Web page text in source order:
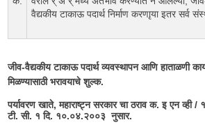
वैद्यकीय टाकाऊ पदार्थ निर्माण करणाृया इतर सर्व
जीव-वैद्यकीय टाकाऊ पदार्थ व्यवस्थापन आणि हाताळणी
मिळण्यासाठी भरावयाचे शुल्क.
पर्यावरण खाते, महाराष्ट्न सरकार चा ठराव क. इ एन
टी. सी. १ दि. १०.०४.२००३ नुसार.